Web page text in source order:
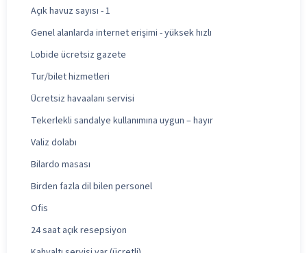
Açık havuz sayısı - 1
Genel alanlarda internet erişimi - yüksek hızlı
Lobide ücretsiz gazete
Tur/bilet hizmetleri
Ücretsiz havaalanı servisi
Tekerlekli sandalye kullanımına uygun – hayır
Valiz dolabı
Bilardo masası
Birden fazla dil bilen personel
Ofis
24 saat açık resepsiyon